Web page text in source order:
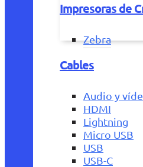
Impresoras de
Zebra
Cables
Audio y
HDMI
Lightning
Micro USB
USB
USB-C